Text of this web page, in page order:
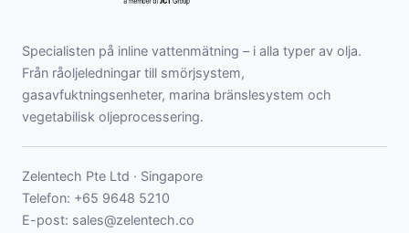
Specialisten på inline vattenmätning – i alla typer av olja.
Från råoljeledningar till smörjsystem,
gasavfuktningsenheter, marina bränslesystem och
vegetabilisk oljeprocessering.
Zelentech Pte Ltd · Singapore
Telefon: +65 9648 5210
E-post: sales@zelentech.co